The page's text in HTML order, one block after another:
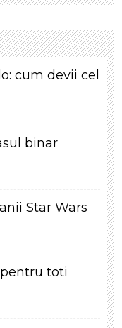
cum devii cel
binar
Star Wars
toti